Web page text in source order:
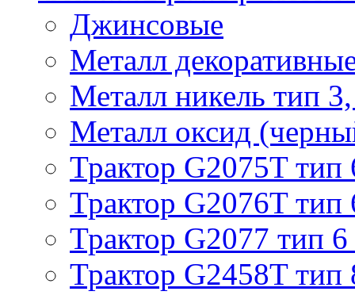
Джинсовые
Металл
Металл никель тип
Металл оксид
Трактор G2075T тип
Трактор G2076T тип
Трактор G2077 тип 6
Трактор G2458T тип